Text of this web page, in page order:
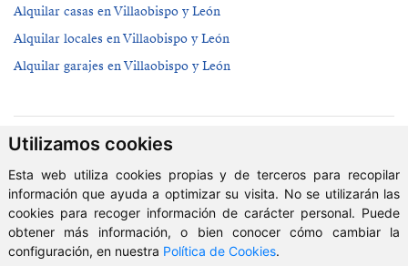
Utilizamos cookies
Esta web utiliza cookies propias y de terceros para recopilar
información que ayuda a optimizar su visita. No se utilizarán las
cookies para recoger información de carácter personal. Puede
obtener más información, o bien conocer cómo cambiar la
configuración, en nuestra Política de Cookies.
Alquilar casas en Villaobispo y León
Alquilar locales en Villaobispo y León
Alquilar garajes en Villaobispo y León